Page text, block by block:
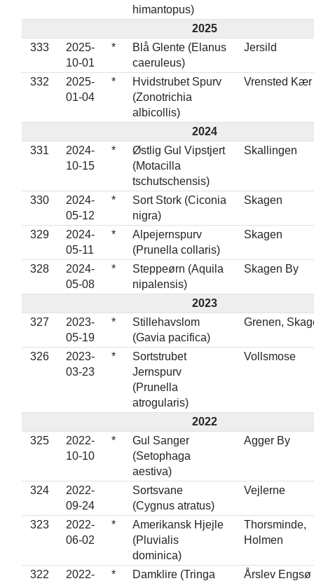
himantopus)
2025
333
2025-
10-01
*
Blå Glente (Elanus
caeruleus)
Jersild
332
2025-
01-04
*
Hvidstrubet Spurv
(Zonotrichia
albicollis)
Vrensted Kær
2024
331
2024-
10-15
*
Østlig Gul Vipstjert
(Motacilla
tschutschensis)
Skallingen
330
2024-
05-12
*
Sort Stork (Ciconia
nigra)
Skagen
329
2024-
05-11
*
Alpejernspurv
(Prunella collaris)
Skagen
328
2024-
05-08
*
Steppeørn (Aquila
nipalensis)
Skagen By
2023
327
2023-
05-19
*
Stillehavslom
(Gavia pacifica)
Grenen,
326
2023-
03-23
*
Sortstrubet
Jernspurv
(Prunella
atrogularis)
Vollsmose
2022
325
2022-
10-10
*
Gul Sanger
(Setophaga
aestiva)
Agger By
324
2022-
09-24
Sortsvane
(Cygnus atratus)
Vejlerne
323
2022-
06-02
*
Amerikansk Hjejle
(Pluvialis
dominica)
Thorsminde,
Holmen
322
2022-
*
Damklire (Tringa
Årslev Engsø